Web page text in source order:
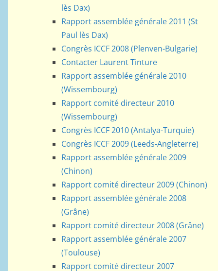
lès Dax)
Rapport assemblée générale 2011 (St
Paul lès Dax)
Congrès ICCF 2008 (Plenven-Bulgarie)
Contacter Laurent Tinture
Rapport assemblée générale 2010
(Wissembourg)
Rapport comité directeur 2010
(Wissembourg)
Congrès ICCF 2010 (Antalya-Turquie)
Congrès ICCF 2009 (Leeds-Angleterre)
Rapport assemblée générale 2009
(Chinon)
Rapport comité directeur 2009 (Chinon)
Rapport assemblée générale 2008
(Grâne)
Rapport comité directeur 2008 (Grâne)
Rapport assemblée générale 2007
(Toulouse)
Rapport comité directeur 2007